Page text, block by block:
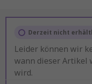
Derzeit nicht
Leider können wir
wann dieser Artikel
wird.